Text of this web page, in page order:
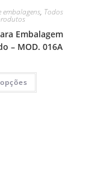
embalagens, Todos
Embalagem
– MOD. 016A